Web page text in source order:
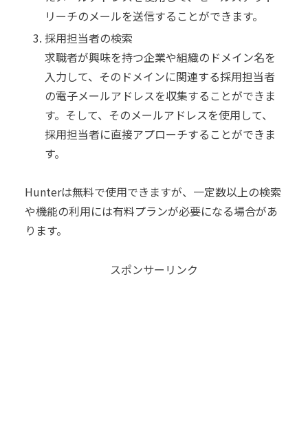
リーチのメールを送信することができます。
採用担当者の検索
求職者が興味を持つ企業や組織のドメイン名を
入力して、そのドメインに関連する採用担当者
の電子メールアドレスを収集することができま
す。そして、そのメールアドレスを使用して、
採用担当者に直接アプローチすることができま
す。
Hunterは無料で使用できますが、一定数以上の検索
や機能の利用には有料プランが必要になる場合があ
ります。
スポンサーリンク